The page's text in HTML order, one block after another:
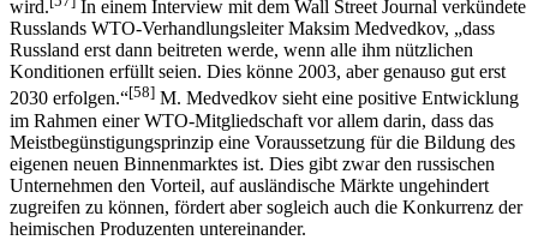
wird.[57]In einem Interview mit dem Wall Street Journal verkündete
Russlands WTO-Verhandlungsleiter Maksim Medvedkov, „dass
Russland erst dann beitreten werde, wenn alle ihm nützlichen
Konditionen erfüllt seien. Dies könne 2003, aber genauso gut erst
2030 erfolgen.“[58]M. Medvedkov sieht eine positive Entwicklung
im Rahmen einer WTO-Mitgliedschaft vor allem darin, dass das
Meistbegünstigungsprinzip eine Voraussetzung für die Bildung des
eigenen neuen Binnenmarktes ist. Dies gibt zwar den russischen
Unternehmen den Vorteil, auf ausländische Märkte ungehindert
zugreifen zu können, fördert aber sogleich auch die Konkurrenz der